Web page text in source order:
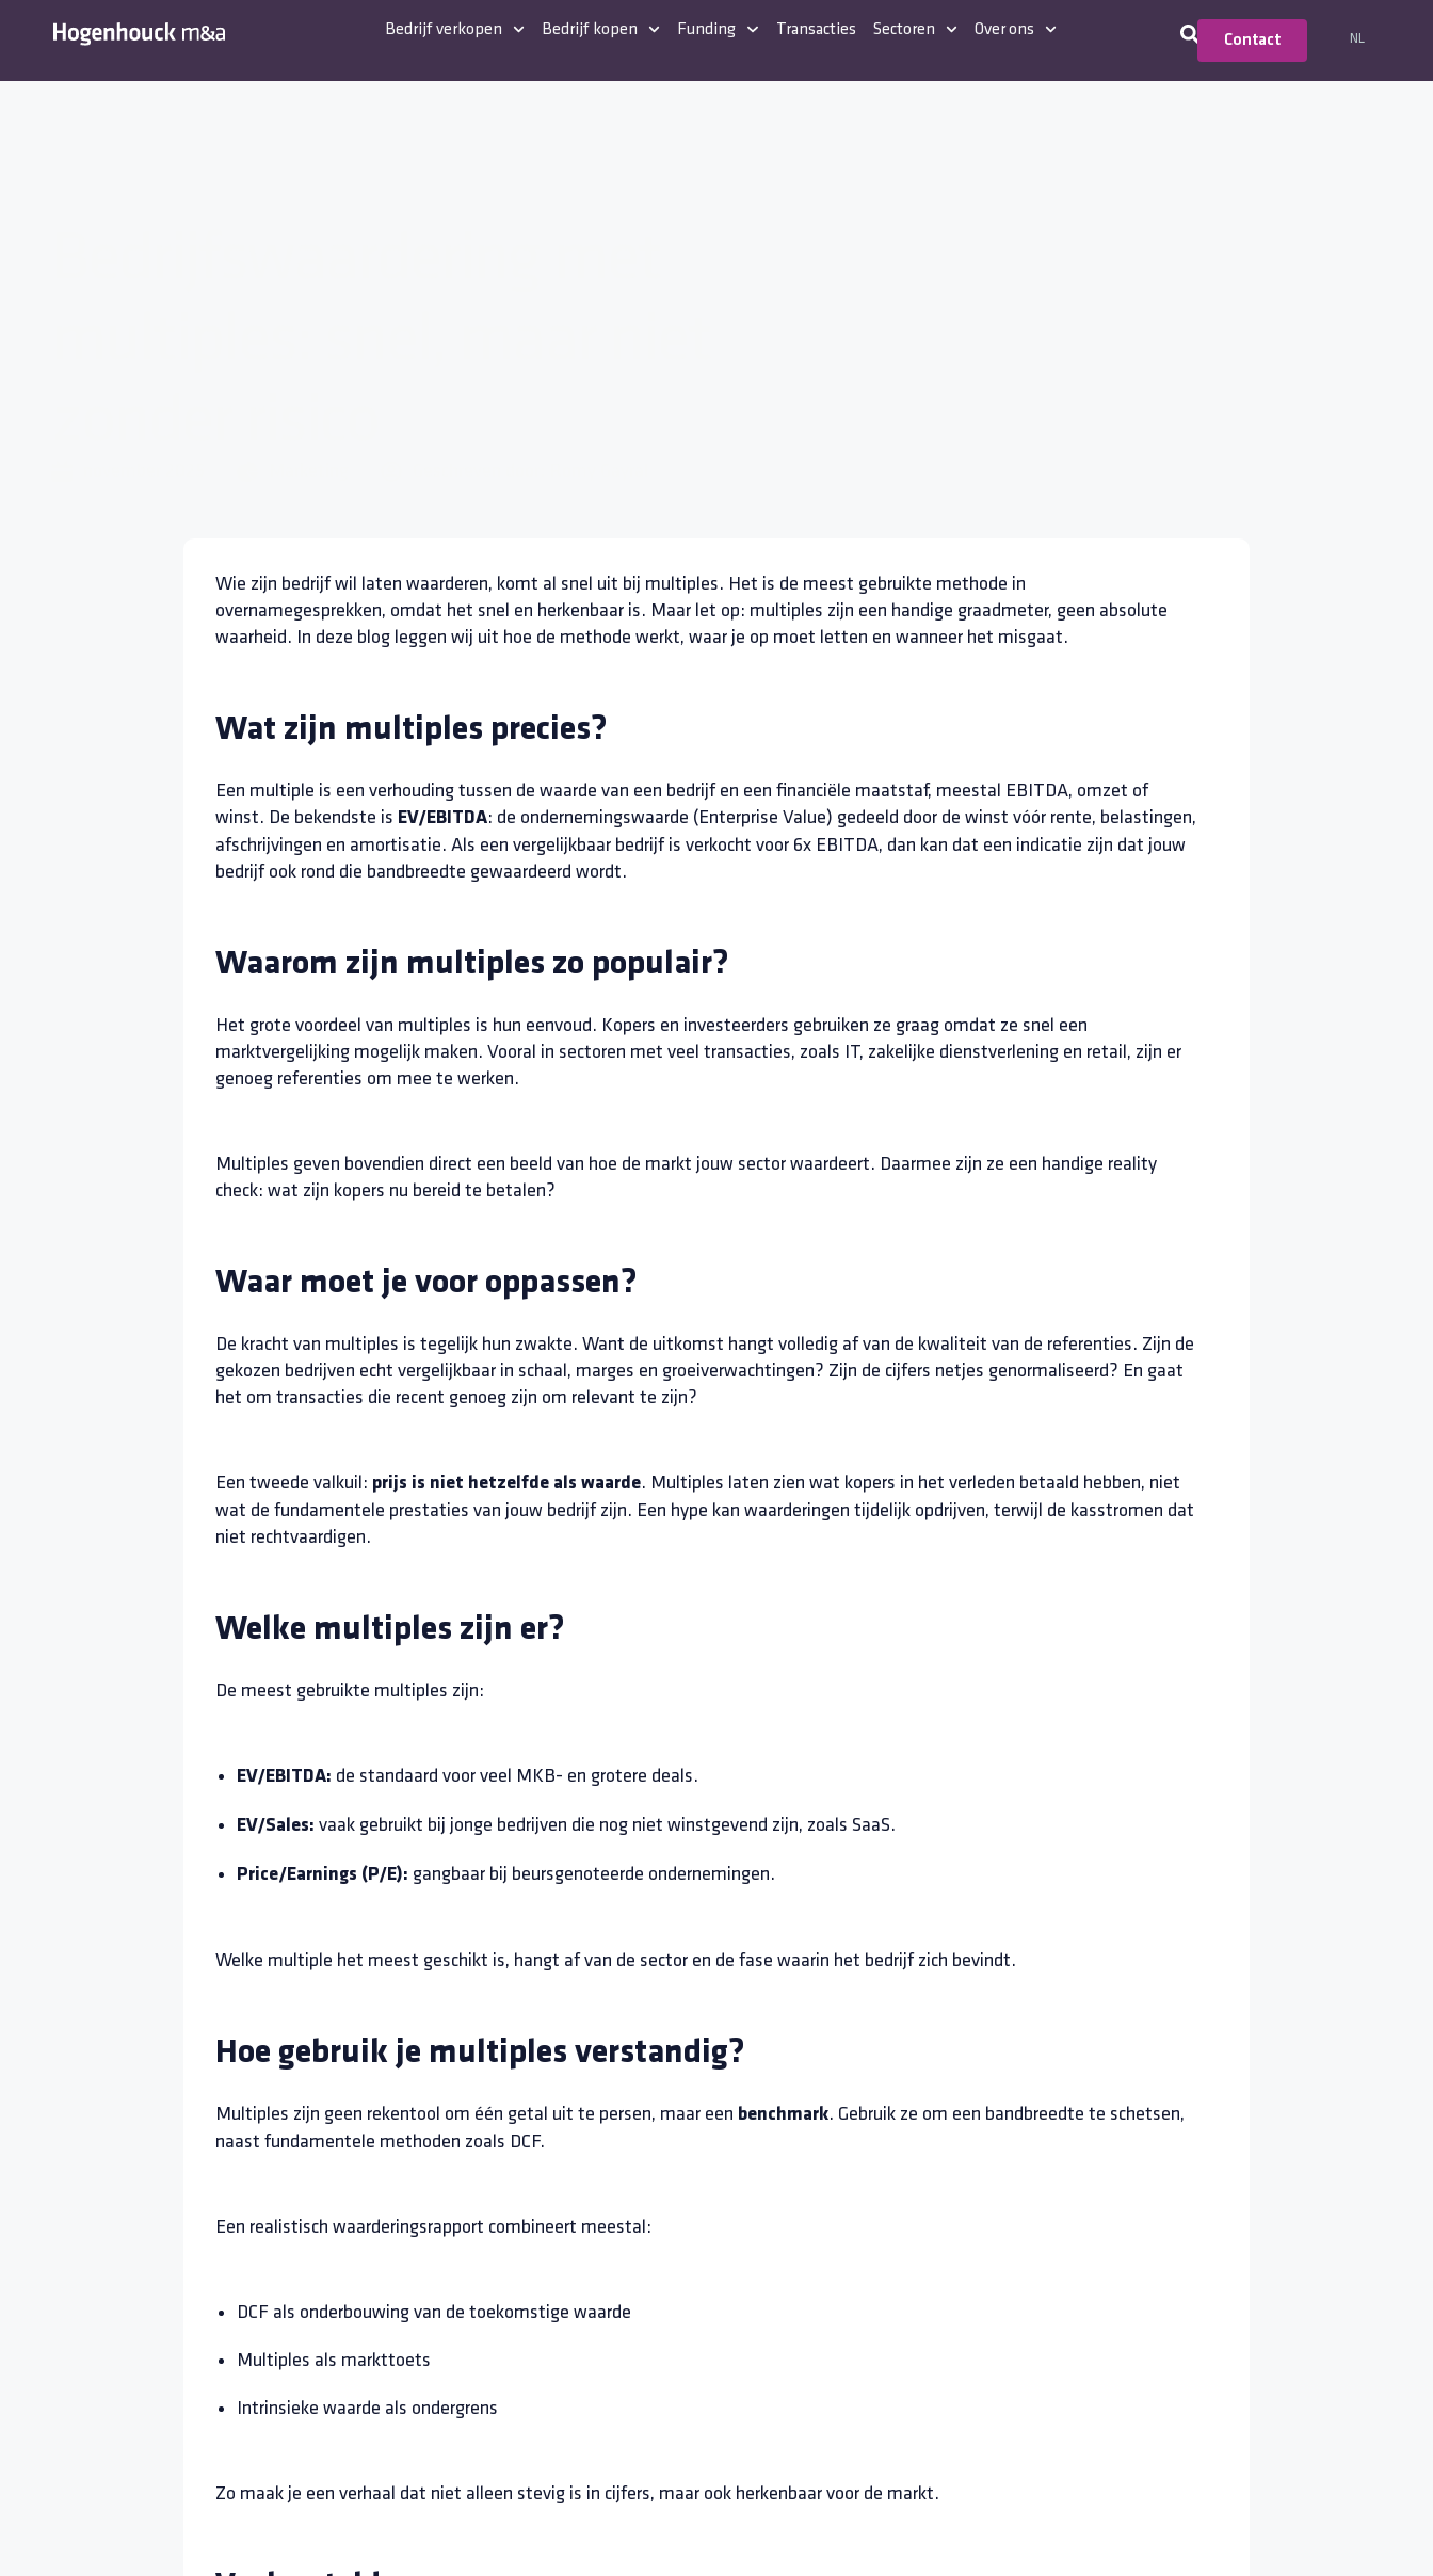
Bedrijf verkopen Bedrijf kopen Funding Transacties Sectoren Over ons
Contact NL
Wie zijn bedrijf wil laten waarderen, komt al snel uit bij multiples. Het is de meest gebruikte methode in
overnamegesprekken, omdat het snel en herkenbaar is. Maar let op: multiples zijn een handige graadmeter, geen absolute
waarheid. In deze blog leggen wij uit hoe de methode werkt, waar je op moet letten en wanneer het misgaat.
Wat zijn multiples precies?
Een multiple is een verhouding tussen de waarde van een bedrijf en een financiële maatstaf, meestal EBITDA, omzet of
winst. De bekendste is EV/EBITDA: de ondernemingswaarde (Enterprise Value) gedeeld door de winst vóór rente, belastingen,
afschrijvingen en amortisatie. Als een vergelijkbaar bedrijf is verkocht voor 6x EBITDA, dan kan dat een indicatie zijn dat jouw
bedrijf ook rond die bandbreedte gewaardeerd wordt.
Waarom zijn multiples zo populair?
Het grote voordeel van multiples is hun eenvoud. Kopers en investeerders gebruiken ze graag omdat ze snel een
marktvergelijking mogelijk maken. Vooral in sectoren met veel transacties, zoals IT, zakelijke dienstverlening en retail, zijn er
genoeg referenties om mee te werken.
Multiples geven bovendien direct een beeld van hoe de markt jouw sector waardeert. Daarmee zijn ze een handige reality
check: wat zijn kopers nu bereid te betalen?
Waar moet je voor oppassen?
De kracht van multiples is tegelijk hun zwakte. Want de uitkomst hangt volledig af van de kwaliteit van de referenties. Zijn de
gekozen bedrijven echt vergelijkbaar in schaal, marges en groeiverwachtingen? Zijn de cijfers netjes genormaliseerd? En gaat
het om transacties die recent genoeg zijn om relevant te zijn?
Een tweede valkuil: prijs is niet hetzelfde als waarde. Multiples laten zien wat kopers in het verleden betaald hebben, niet
wat de fundamentele prestaties van jouw bedrijf zijn. Een hype kan waarderingen tijdelijk opdrijven, terwijl de kasstromen dat
niet rechtvaardigen.
Welke multiples zijn er?
De meest gebruikte multiples zijn:
EV/EBITDA: de standaard voor veel MKB- en grotere deals.
EV/Sales: vaak gebruikt bij jonge bedrijven die nog niet winstgevend zijn, zoals SaaS.
Price/Earnings (P/E): gangbaar bij beursgenoteerde ondernemingen.
Welke multiple het meest geschikt is, hangt af van de sector en de fase waarin het bedrijf zich bevindt.
Hoe gebruik je multiples verstandig?
Multiples zijn geen rekentool om één getal uit te persen, maar een benchmark. Gebruik ze om een bandbreedte te schetsen,
naast fundamentele methoden zoals DCF.
Een realistisch waarderingsrapport combineert meestal:
DCF als onderbouwing van de toekomstige waarde
Multiples als markttoets
Intrinsieke waarde als ondergrens
Zo maak je een verhaal dat niet alleen stevig is in cijfers, maar ook herkenbaar voor de markt.